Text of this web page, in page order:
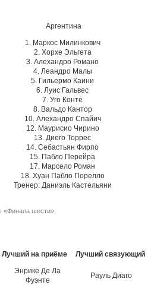
Аргентина
1. Маркос Милинкович
2. Хорхе Эльгета
3. Алехандро Романо
4. Леандро Малы
5. Гильермо Каини
6. Луис Гальвес
7. Уго Конте
8. Вальдо Кантор
10. Алехандро Спайич
12. Маурисио Чирино
13. Диего Торрес
14. Себастьян Фирпо
15. Пабло Перейра
17. Марсело Роман
18. Хуан Пабло Порелло
Тренер: Даниэль Кастельяни
«Финала шести».
Лучший на приёме Лучший связующий
Энрике Де Ла
Фуэнте
Рауль Диаго